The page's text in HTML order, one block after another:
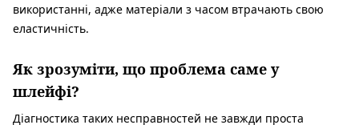
використанні, адже матеріали з часом втрачають свою
еластичність.
Як зрозуміти, що проблема саме у
шлейфі?
Діагностика таких несправностей не завжди проста